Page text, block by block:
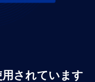
されています